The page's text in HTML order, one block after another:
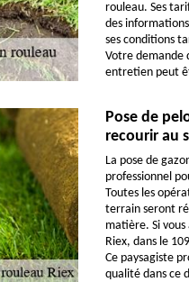
rouleau. Ses
des
ses conditions
Votre demande
entretien peut
Pose de
recourir au
La pose de
professionnel
Toutes les
terrain seront
matière. Si
Riex, dans le
Ce paysagiste
qualité dans ce